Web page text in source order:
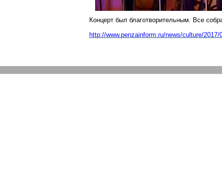
Концерт был благотворительным. Все
http://www.penzainform.ru/news/culture/